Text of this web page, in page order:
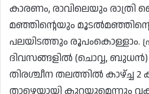
കാരണം, രാവിലെയും രാത്രി
മഞ്ഞിന്റെയും
പലയിടത്തും രൂപംകൊള്ളാം.
ദിവസങ്ങളിൽ (ചൊവ്വ,
തിരശ്ചീന തലത്തിൽ കാഴ്ച്ച 2
താഴെയായി കുറയുമെന്നും